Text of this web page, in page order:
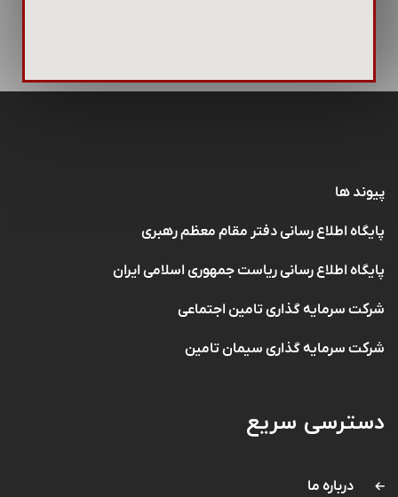
پیوند ها
پایگاه اطلاع رسانی دفتر مقام معظم رهبری
پایگاه اطلاع رسانی ریاست جمهوری اسلامی ایران
شرکت سرمایه گذاری تامین اجتماعی
شرکت سرمایه گذاری سیمان تامین
دسترسی سریع
درباره ما